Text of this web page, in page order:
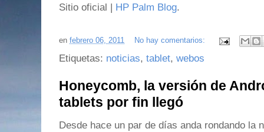
Sitio oficial | HP Palm Blog.
en febrero 06, 2011 No hay comentarios:
Etiquetas: noticias, tablet, webos
Honeycomb, la versión de
tablets por fin llegó
Desde hace un par de días anda rondando la